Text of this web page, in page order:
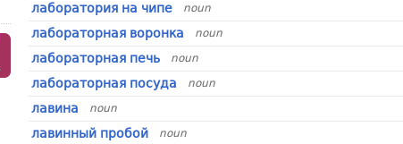
лаборатория на чипе noun
лабораторная воронка noun
лабораторная печь noun
лабораторная посуда noun
лавина noun
лавинный пробой noun